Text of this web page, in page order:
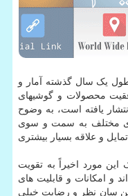
طول یک سال گذشته آمار و
محصولات و گوشیهای
یافته است، به وضوح
مختلف به سمت و سوی
و علاقه بسیار بیشتری
این مورد اخیراً به تقویت
و امکانات و قابلیت های
بدین سان نظر و رضایت خیلی